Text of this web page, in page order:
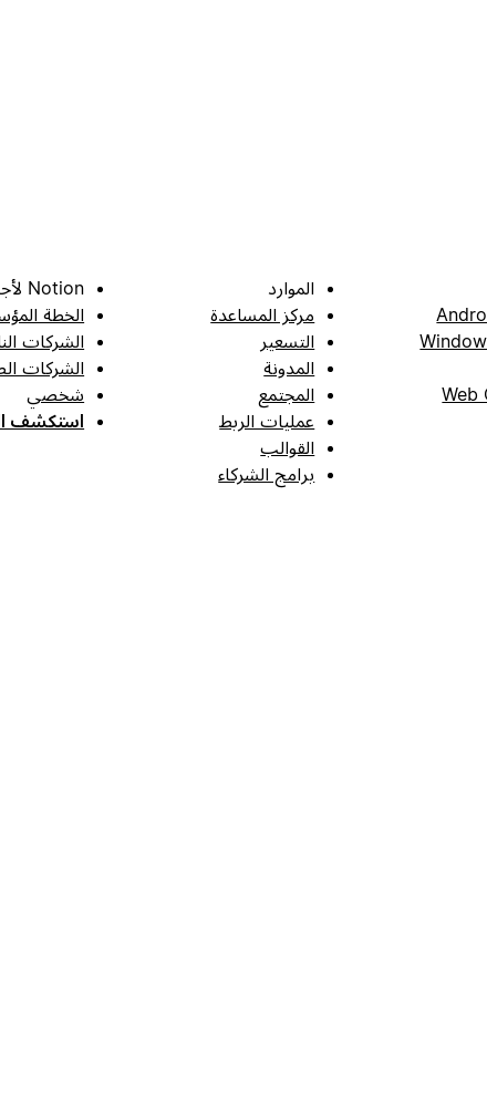
Web
الموارد
مركز المساعدة
التسعير
المدونة
المجتمع
عمليات الربط
القوالب
برامج الشركاء
Notion لأجل
الخطة
الشركات
الشركات
شخصي
استكشف